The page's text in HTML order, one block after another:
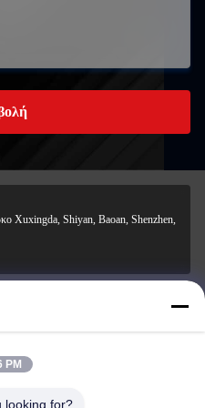
Xuxingda, Shiyan, Baoan, Shenzhen,
PM
looking for?